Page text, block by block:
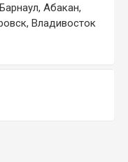
Абакан,
Владивосток